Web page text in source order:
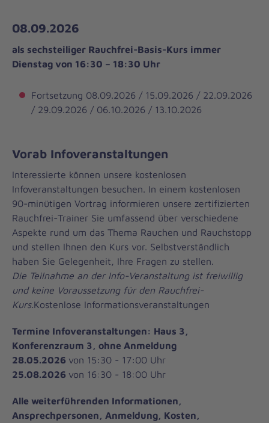
08.09.2026
als sechsteiliger Rauchfrei-Basis-Kurs immer
Dienstag von 16:30 – 18:30 Uhr
Fortsetzung 08.09.2026 / 15.09.2026 / 22.09.2026
/ 29.09.2026 / 06.10.2026 / 13.10.2026
Vorab Infoveranstaltungen
Interessierte können unsere kostenlosen
Infoveranstaltungen besuchen. In einem kostenlosen
90-minütigen Vortrag informieren unsere zertifizierten
Rauchfrei-Trainer Sie umfassend über verschiedene
Aspekte rund um das Thema Rauchen und Rauchstopp
und stellen Ihnen den Kurs vor. Selbstverständlich
haben Sie Gelegenheit, Ihre Fragen zu stellen.
Die Teilnahme an der Info-Veranstaltung ist freiwillig
und keine Voraussetzung für den Rauchfrei-
Kurs.Kostenlose Informationsveranstaltungen
Termine Infoveranstaltungen: Haus 3,
Konferenzraum 3, ohne Anmeldung
28.05.2026 von 15:30 - 17:00 Uhr
25.08.2026 von 16:30 - 18:00 Uhr
Alle weiterführenden Informationen,
Ansprechpersonen, Anmeldung, Kosten,